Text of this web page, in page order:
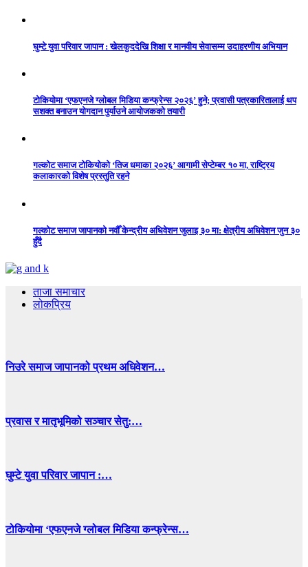
घुम्टे युवा परिवार जापान : खेलकुददेखि शिक्षा र मानवीय सेवासम्म उदाहरणीय अभियान
टोकियोमा ‘एफएनजे ग्लोबल मिडिया कन्फ्रेन्स २०२६’ हुने; प्रवासी पत्रकारितालाई थप
सशक्त बनाउन योगदान पुर्याउने आयोजकको तयारी
गल्कोट समाज टोकियोको ‘तिज धमाका २०२६’ आगामी सेप्टेम्बर १० मा, राष्ट्रिय
कलाकारको विशेष प्रस्तुति रहने
गल्कोट समाज जापानको नवौँ केन्द्रीय अधिवेशन जुलाइ ३० मा: क्षेत्रीय अधिवेशन जुन ३०
हुँदै
ताजा समाचार
लोकप्रिय
निउरे समाज जापानको प्रथम अधिवेशन…
प्रवास र मातृभूमिको सञ्चार सेतु:…
घुम्टे युवा परिवार जापान :…
टोकियोमा ‘एफएनजे ग्लोबल मिडिया कन्फ्रेन्स…